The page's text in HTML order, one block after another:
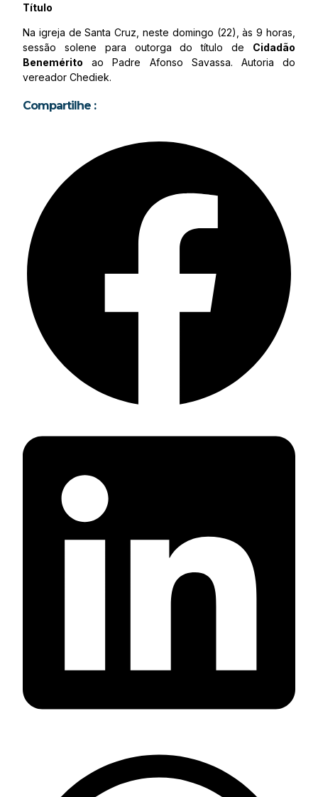
Título
Na igreja de Santa Cruz, neste domingo (22), às 9 horas,
sessão solene para outorga do título de Cidadão
Benemérito ao Padre Afonso Savassa. Autoria do
vereador Chediek.
Compartilhe :